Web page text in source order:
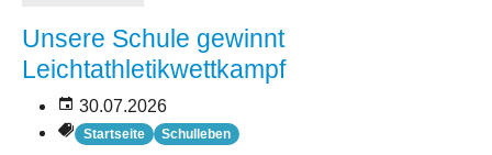
Unsere Schule gewinnt
Leichtathletikwettkampf
30.07.2026
Startseite Schulleben